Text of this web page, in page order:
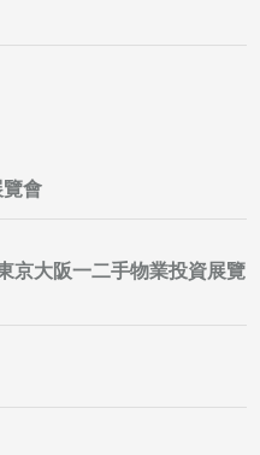
會
京大阪一二手物業投資展覽